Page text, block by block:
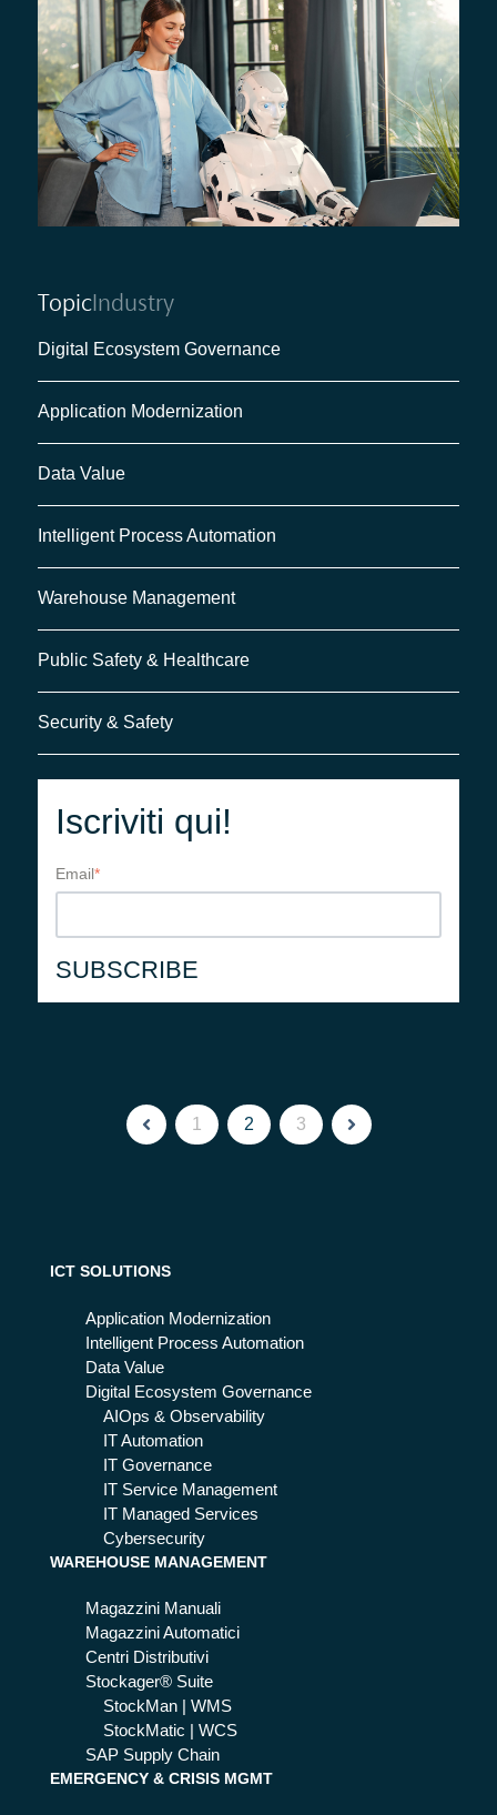
TopicIndustry
Digital Ecosystem Governance
Application Modernization
Data Value
Intelligent Process Automation
Warehouse Management
Public Safety & Healthcare
Security & Safety
Iscriviti qui!
Email*
1 2 3
ICT SOLUTIONS
Application Modernization
Intelligent Process Automation
Data Value
Digital Ecosystem Governance
AIOps & Observability
IT Automation
IT Governance
IT Service Management
IT Managed Services
Cybersecurity
WAREHOUSE MANAGEMENT
Magazzini Manuali
Magazzini Automatici
Centri Distributivi
Stockager® Suite
StockMan | WMS
StockMatic | WCS
SAP Supply Chain
EMERGENCY & CRISIS MGMT